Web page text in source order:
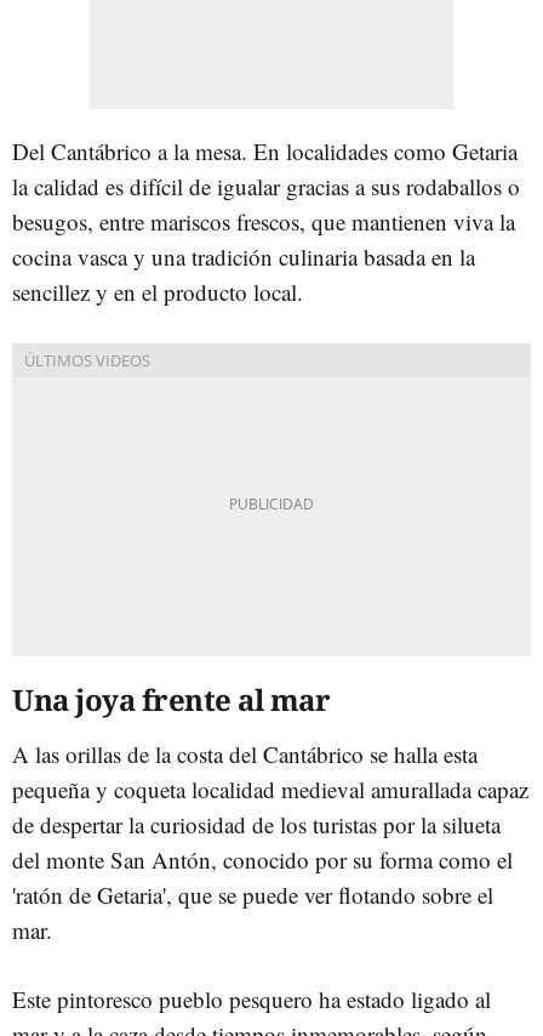
Del Cantábrico a la mesa. En localidades como Getaria
la calidad es difícil de igualar gracias a sus rodaballos o
besugos, entre mariscos frescos, que mantienen viva la
cocina vasca y una tradición culinaria basada en la
sencillez y en el producto local.
Una joya frente al mar
A las orillas de la costa del Cantábrico se halla esta
pequeña y coqueta localidad medieval amurallada capaz
de despertar la curiosidad de los turistas por la silueta
del monte San Antón, conocido por su forma como el
'ratón de Getaria', que se puede ver flotando sobre el
mar.
Este pintoresco pueblo pesquero ha estado ligado al